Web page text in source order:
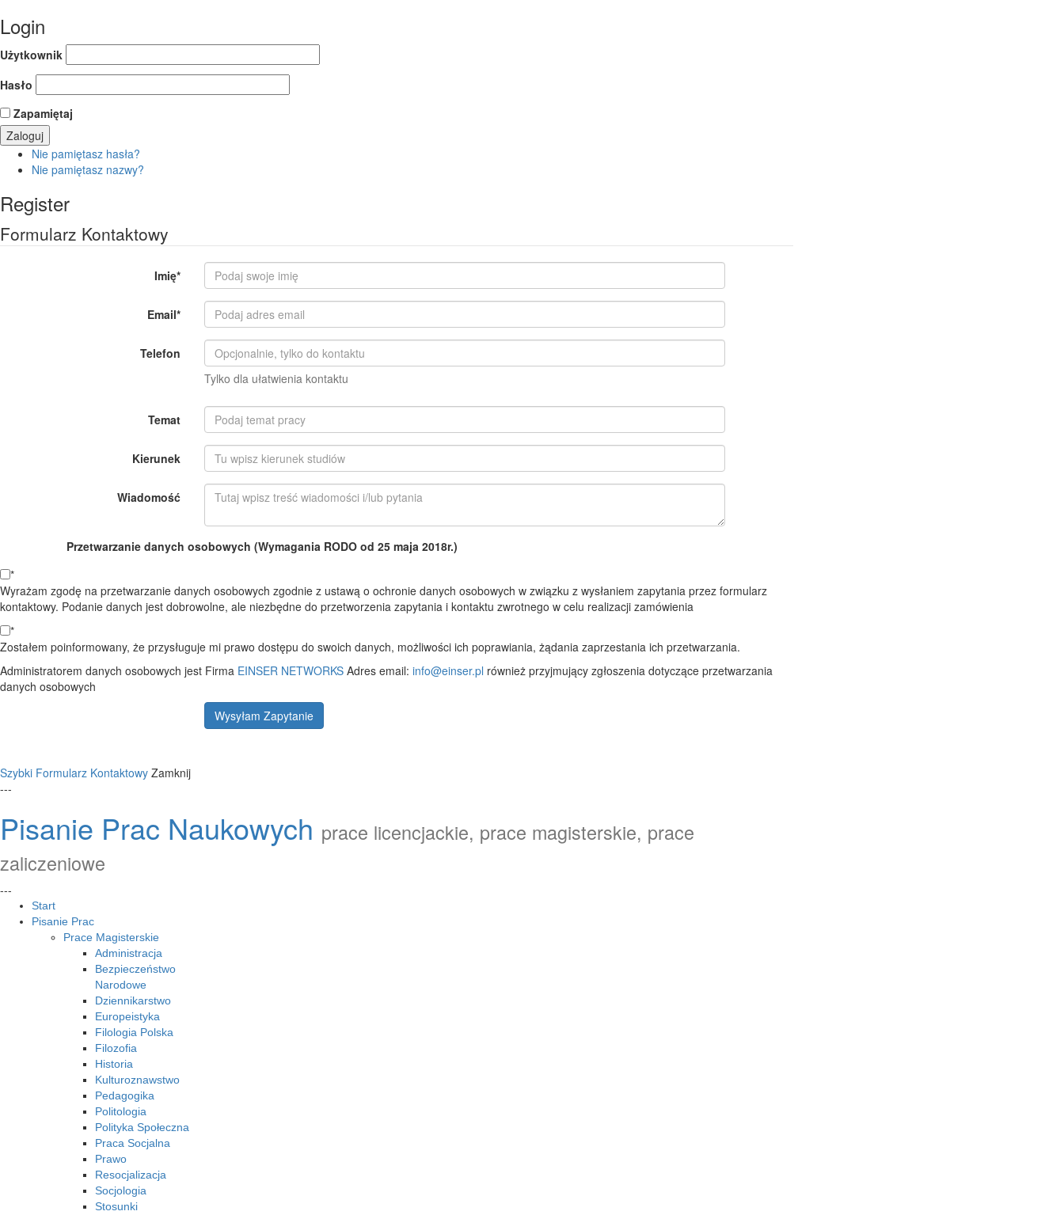
Login
Użytkownik
Hasło
Zapamiętaj
Nie pamiętasz hasła?
Nie pamiętasz nazwy?
Register
Formularz Kontaktowy
Imię*
Email*
Telefon
Tylko dla ułatwienia kontaktu
Temat
Kierunek
Wiadomość
Przetwarzanie danych osobowych (Wymagania RODO od 25 maja 2018r.)
*
Wyrażam zgodę na przetwarzanie danych osobowych zgodnie z ustawą o ochronie danych osobowych w związku z wysłaniem zapytania przez formularz
kontaktowy. Podanie danych jest dobrowolne, ale niezbędne do przetworzenia zapytania i kontaktu zwrotnego w celu realizacji zamówienia
*
Zostałem poinformowany, że przysługuje mi prawo dostępu do swoich danych, możliwości ich poprawiania, żądania zaprzestania ich przetwarzania.
Administratorem danych osobowych jest Firma EINSER NETWORKS Adres email: info@einser.pl również przyjmujący zgłoszenia dotyczące przetwarzania
danych osobowych
Wysyłam Zapytanie
Szybki Formularz Kontaktowy Zamknij
---
Pisanie Prac Naukowych prace licencjackie, prace magisterskie, prace
zaliczeniowe
---
Start
Pisanie Prac
Prace Magisterskie
Administracja
Bezpieczeństwo
Narodowe
Dziennikarstwo
Europeistyka
Filologia Polska
Filozofia
Historia
Kulturoznawstwo
Pedagogika
Politologia
Polityka Społeczna
Praca Socjalna
Prawo
Resocjalizacja
Socjologia
Stosunki